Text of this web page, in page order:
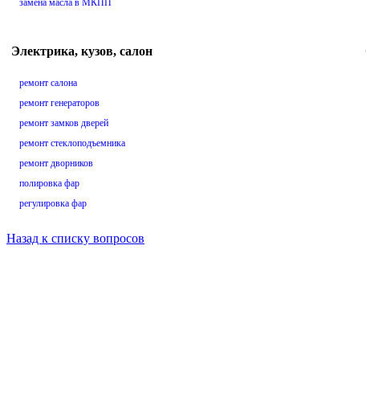
Электрика, кузов, салон
ремонт салона
ремонт генераторов
ремонт замков дверей
ремонт стеклоподъемника
ремонт дворников
полировка фар
регулировка фар
Назад к списку вопросов